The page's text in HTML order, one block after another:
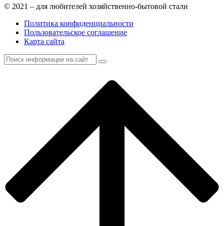
© 2021 – для любителей хозяйственно-бытовой стали
Политика конфиденциальности
Пользовательское соглашение
Карта сайта